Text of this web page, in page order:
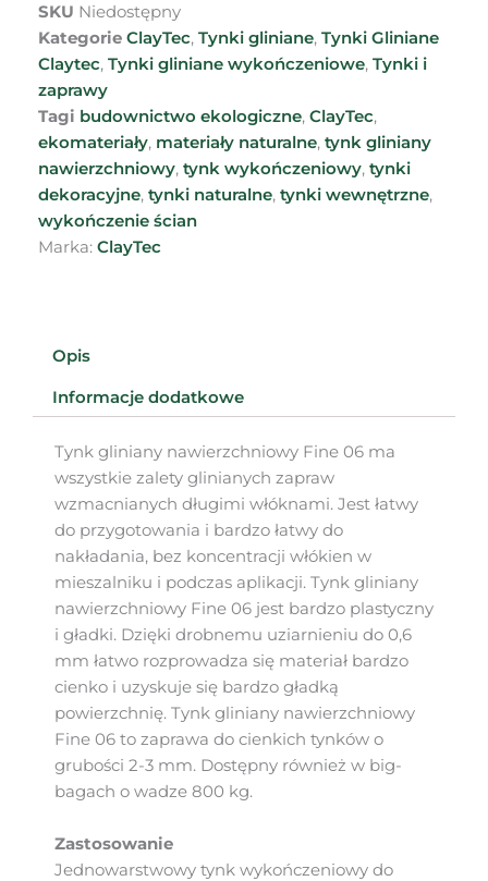
SKU Niedostępny
Kategorie ClayTec, Tynki gliniane, Tynki Gliniane
Claytec, Tynki gliniane wykończeniowe, Tynki i
zaprawy
Tagi budownictwo ekologiczne, ClayTec,
ekomateriały, materiały naturalne, tynk gliniany
nawierzchniowy, tynk wykończeniowy, tynki
dekoracyjne, tynki naturalne, tynki wewnętrzne,
wykończenie ścian
Marka: ClayTec
Opis
Informacje dodatkowe
Tynk gliniany nawierzchniowy Fine 06 ma
wszystkie zalety glinianych zapraw
wzmacnianych długimi włóknami. Jest łatwy
do przygotowania i bardzo łatwy do
nakładania, bez koncentracji włókien w
mieszalniku i podczas aplikacji. Tynk gliniany
nawierzchniowy Fine 06 jest bardzo plastyczny
i gładki. Dzięki drobnemu uziarnieniu do 0,6
mm łatwo rozprowadza się materiał bardzo
cienko i uzyskuje się bardzo gładką
powierzchnię. Tynk gliniany nawierzchniowy
Fine 06 to zaprawa do cienkich tynków o
grubości 2-3 mm. Dostępny również w big-
bagach o wadze 800 kg.
Zastosowanie
Jednowarstwowy tynk wykończeniowy do